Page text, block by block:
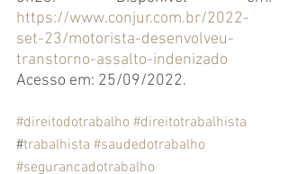
https://www.conjur.com.br/2022-
set-23/motorista-desenvolveu-
transtorno-assalto-indenizado
Acesso em: 25/09/2022.
#direitodotrabalho #direitotrabalhista
#trabalhista #saudedotrabalho
#segurancadotrabalho